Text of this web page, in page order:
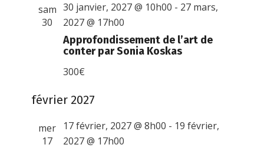
sam
30
Approfondissement de l’art de
conter par Sonia Koskas
30 janvier, 2027 @ 10h00 - 27 mars,
2027 @ 17h00
300€
février 2027
mer
17
17 février, 2027 @ 8h00 - 19 février,
2027 @ 17h00